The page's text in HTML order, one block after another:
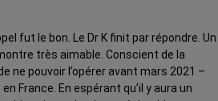
fut le bon. Le Dr K finit par répondre. Un
très aimable. Conscient de la
ne pouvoir l’opérer avant mars 2021 –
France. En espérant qu’il y aura un